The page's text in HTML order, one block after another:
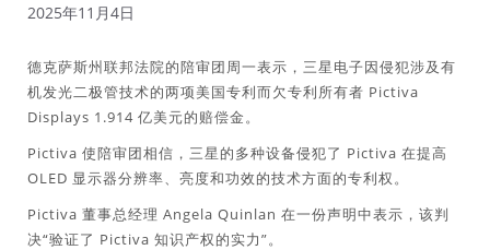
2025年11月4日
德克萨斯州联邦法院的陪审团周一表示，三星电子因侵犯涉及有
机发光二极管技术的两项美国专利而欠专利所有者 Pictiva
Displays 1.914 亿美元的赔偿金。
Pictiva 使陪审团相信，三星的多种设备侵犯了 Pictiva 在提高
OLED 显示器分辨率、亮度和功效的技术方面的专利权。
Pictiva 董事总经理 Angela Quinlan 在一份声明中表示，该判
决“验证了 Pictiva 知识产权的实力”。